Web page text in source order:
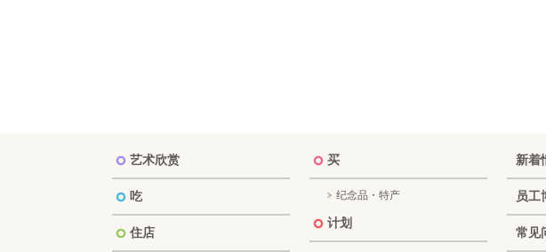
艺术欣赏
吃
住店
买
纪念品・特产
计划
新着
员工
常见